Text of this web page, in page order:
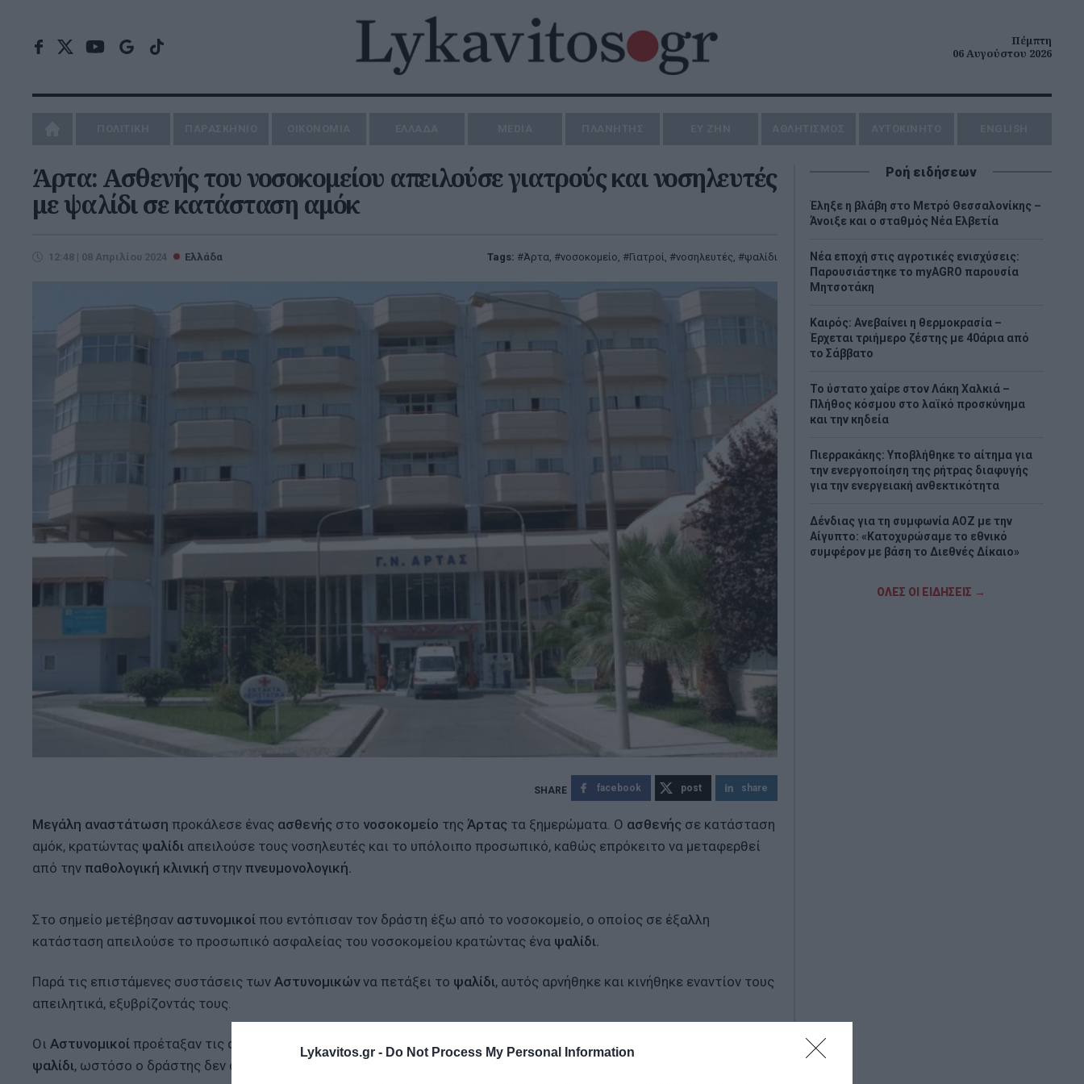
Lykavitos.gr - Do Not Process My Personal Information
Πέμπτη
06 Αυγούστου 2026
Άρτα: Ασθενής του νοσοκομείου απειλούσε γιατρούς και νοσηλευτές
με ψαλίδι σε κατάσταση αμόκ
12:48 | 08 Απριλίου 2024 Ελλάδα Tags: Άρτα, νοσοκομείο, Γιατροί, νοσηλευτές, ψαλίδι
facebook post share
Μεγάλη αναστάτωση προκάλεσε ένας ασθενής στο νοσοκομείο της Άρτας τα ξημερώματα. Ο ασθενής σε κατάσταση
αμόκ, κρατώντας ψαλίδι απειλούσε τους νοσηλευτές και το υπόλοιπο προσωπικό, καθώς επρόκειτο να μεταφερθεί
από την παθολογική κλινική στην πνευμονολογική.
Στο σημείο μετέβησαν αστυνομικοί που εντόπισαν τον δράστη έξω από το νοσοκομείο, ο οποίος σε έξαλλη
κατάσταση απειλούσε το προσωπικό ασφαλείας του νοσοκομείου κρατώντας ένα ψαλίδι.
Παρά τις επιστάμενες συστάσεις των Αστυνομικώννα πετάξει το ψαλίδι, αυτός αρνήθηκε και κινήθηκε εναντίον τους
απειλητικά, εξυβρίζοντάς τους.
Οι Αστυνομικοί προέταξαν τις αστυνομικές τους ράβδους, δίνοντας παράλληλα εντολές στον δράστη να πετάξει το
ψαλίδι, ωστόσο ο δράστης δεν συμμορφώθηκε και κινήθηκε εκ νέου απειλητικά προς το μέρος τους.
Ροή ειδήσεων
Έληξε η βλάβη στο Μετρό Θεσσαλονίκης –
Άνοιξε και ο σταθμός Νέα Ελβετία
Νέα εποχή στις αγροτικές ενισχύσεις:
Παρουσιάστηκε το myAGRO παρουσία
Μητσοτάκη
Καιρός: Ανεβαίνει η θερμοκρασία –
Έρχεται τριήμερο ζέστης με 40άρια από
το Σάββατο
Το ύστατο χαίρε στον Λάκη Χαλκιά –
Πλήθος κόσμου στο λαϊκό προσκύνημα
και την κηδεία
Πιερρακάκης: Υποβλήθηκε το αίτημα για
την ενεργοποίηση της ρήτρας διαφυγής
για την ενεργειακή ανθεκτικότητα
Δένδιας για τη συμφωνία ΑΟΖ με την
Αίγυπτο: «Κατοχυρώσαμε το εθνικό
συμφέρον με βάση το Διεθνές Δίκαιο»
Γρήγορες αποζημιώσεις στους πληγέντες
ΟΛΕΣ ΟΙ ΕΙΔΗΣΕΙΣ →